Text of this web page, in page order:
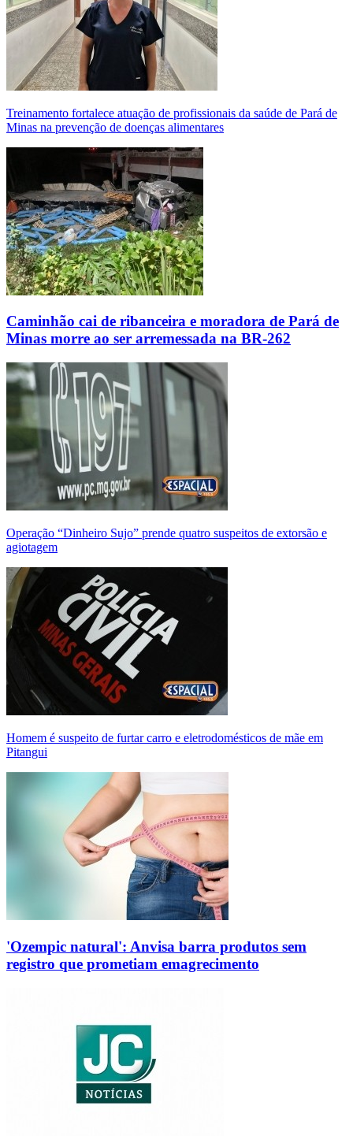
Treinamento fortalece atuação de profissionais da saúde de Pará de
Minas na prevenção de doenças alimentares
Caminhão cai de ribanceira e moradora de Pará de
Minas morre ao ser arremessada na BR-262
Operação “Dinheiro Sujo” prende quatro suspeitos de extorsão e
agiotagem
Homem é suspeito de furtar carro e eletrodomésticos de mãe em
Pitangui
'Ozempic natural': Anvisa barra produtos sem
registro que prometiam emagrecimento